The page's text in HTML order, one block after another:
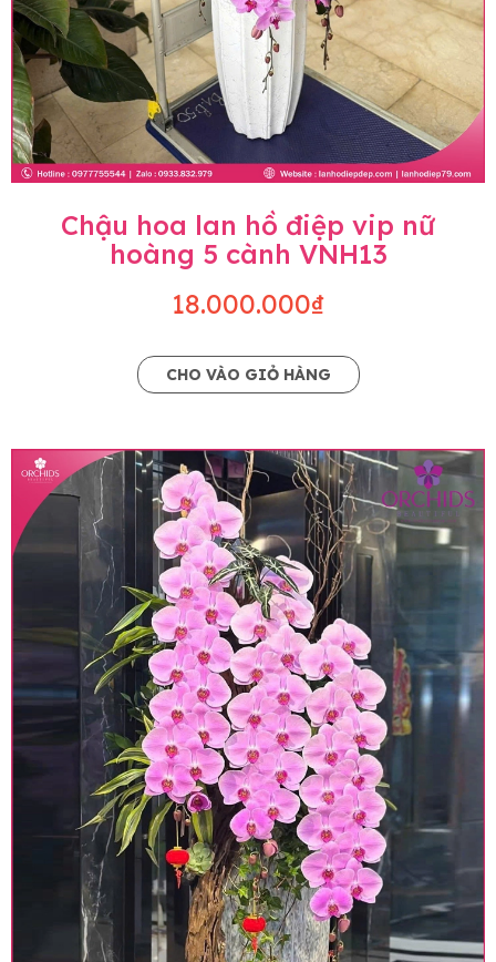
Chậu hoa lan hồ điệp vip nữ
hoàng 5 cành VNH13
18.000.000₫
CHO VÀO GIỎ HÀNG